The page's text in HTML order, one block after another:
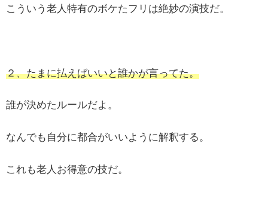
こういう老人特有のボケたフリは絶妙の演技だ。
２、たまに払えばいいと誰かが言ってた。
誰が決めたルールだよ。
なんでも自分に都合がいいように解釈する。
これも老人お得意の技だ。